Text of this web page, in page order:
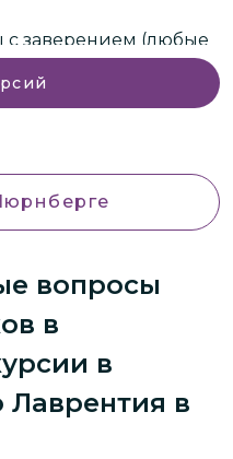
заверением (любые
туризм
вопросы
в
в
Лаврентия в